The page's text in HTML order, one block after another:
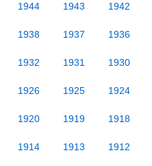
1944 1943 1942
1938 1937 1936
1932 1931 1930
1926 1925 1924
1920 1919 1918
1914 1913 1912